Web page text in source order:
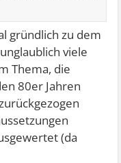
gründlich zu dem
viele
Thema, die
80er Jahren
(da